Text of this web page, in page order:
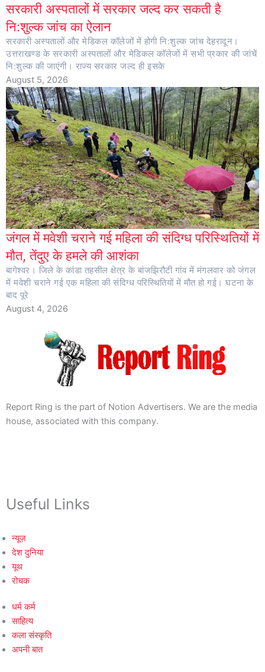
सरकारी अस्पतालों में सरकार जल्द कर सकती है
नि:शुल्क जांच का ऐलान
सरकारी अस्पतालों और मेडिकल कॉलेजों में होगी नि:शुल्क जांच देहरादून।
उत्तराखण्ड के सरकारी अस्पतालों और मेडिकल कॉलेजों में सभी प्रकार की जांचें
नि:शुल्क की जाएंगी। राज्य सरकार जल्द ही इसके
August 5, 2026
जंगल में मवेशी चराने गई महिला की संदिग्ध परिस्थितियों में
मौत, तेंदुए के हमले की आशंका
बागेश्वर। जिले के कांडा तहसील क्षेत्र के बांजझिरौटी गांव में मंगलवार को जंगल
में मवेशी चराने गई एक महिला की संदिग्ध परिस्थितियों में मौत हो गई। घटना के
बाद पूरे
August 4, 2026
Report Ring is the part of Notion Advertisers. We are the media
house, associated with this company.
Useful Links
न्यूज़
देश दुनिया
यूथ
रोचक
धर्म कर्म
साहित्य
कला संस्कृति
अपनी बात